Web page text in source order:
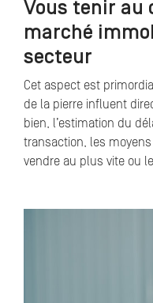
Vous tenir au
marché
secteur
Cet aspect est
de la pierre influent
bien, l’estimation du
transaction, les
vendre au plus vite ou